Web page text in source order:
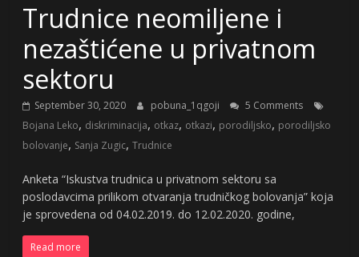
Trudnice neomiljene i
nezaštićene u privatnom
sektoru
September 30, 2020 pobuna_1qgoji
5 Comments
Bojana Leko, diskriminacija, otkaz, otkazi, porodiljsko, porodiljsko
bolovanje, Sanja Zugic,Trudnice
Anketa “Iskustva trudnica u privatnom sektoru sa
poslodavcima prilikom otvaranja trudničkog bolovanja” koja
je sprovedena od 04.02.2019. do 12.02.2020. godine,
Read more